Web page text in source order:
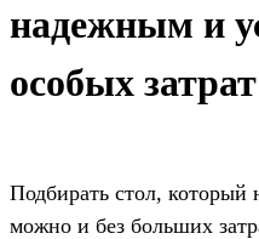
надежным и
особых затрат
Подбирать стол, который
можно и без больших